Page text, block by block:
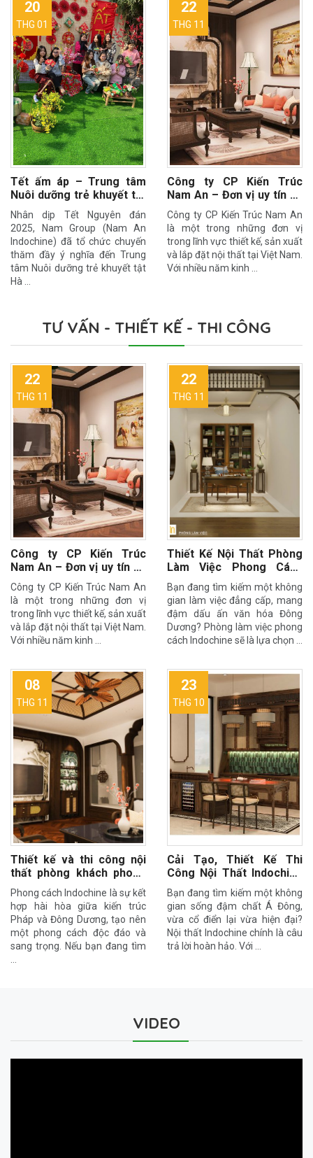
Tết ấm áp – Trung tâm
Nuôi dưỡng trẻ khuyết tật
Hà Nội
20
THG 01
Nhân dịp Tết Nguyên đán
2025, Nam Group (Nam An
Indochine) đã tổ chức chuyến
thăm đầy ý nghĩa đến Trung
tâm Nuôi dưỡng trẻ khuyết tật
Hà …
Công ty CP Kiến Trúc
Nam An – Đơn vị uy tín về
thiết kế nội thất phong
cách Indochine
22
THG 11
Công ty CP Kiến Trúc Nam An
là một trong những đơn vị
trong lĩnh vực thiết kế, sản xuất
và lắp đặt nội thất tại Việt Nam.
Với nhiều năm kinh …
TƯ VẤN - THIẾT KẾ - THI CÔNG
Công ty CP Kiến Trúc
Nam An – Đơn vị uy tín về
thiết kế nội thất phong
cách Indochine
22
THG 11
Công ty CP Kiến Trúc Nam An
là một trong những đơn vị
trong lĩnh vực thiết kế, sản xuất
và lắp đặt nội thất tại Việt Nam.
Với nhiều năm kinh …
Thiết Kế Nội Thất Phòng
Làm Việc Phong Cách
Indochine Cùng Nam An
Indochine
22
THG 11
Bạn đang tìm kiếm một không
gian làm việc đẳng cấp, mang
đậm dấu ấn văn hóa Đông
Dương? Phòng làm việc phong
cách Indochine sẽ là lựa chọn …
Thiết kế và thi công nội
thất phòng khách phong
cách Indochine
08
THG 11
Phong cách Indochine là sự kết
hợp hài hòa giữa kiến trúc
Pháp và Đông Dương, tạo nên
một phong cách độc đáo và
sang trọng. Nếu bạn đang tìm
Cải Tạo, Thiết Kế Thi
Công Nội Thất Indochine
Sang Trọng Cùng Nam An
23
THG 10
Bạn đang tìm kiếm một không
gian sống đậm chất Á Đông,
vừa cổ điển lại vừa hiện đại?
Nội thất Indochine chính là câu
trả lời hoàn hảo. Với …
VIDEO